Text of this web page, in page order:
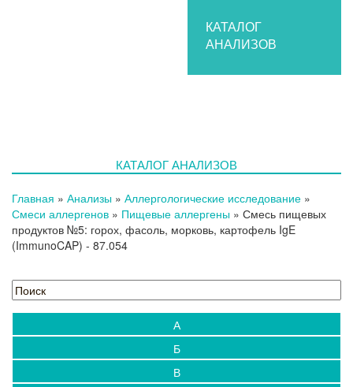
КАТАЛОГ
АНАЛИЗОВ
КАТАЛОГ АНАЛИЗОВ
Главная » Анализы » Аллергологические исследование »
Смеси аллергенов » Пищевые аллергены » Смесь пищевых
продуктов №5: горох, фасоль, морковь, картофель IgE
(ImmunoCAP) - 87.054
А
Б
В